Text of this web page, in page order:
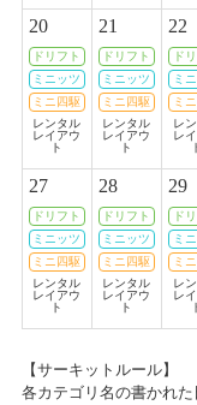
花、プラモデル組み立
2019/01/10
TVアニメ「ガーリー・
花、プラモデル組み立
2018/12/28
P-1 グランプリ 2018
2018/12/28
TVアニメ「ガーリー・
花、プラモデル組み立
2018/12/10
お客様感謝祭2022冬
2022/02/26(土)
カテゴリ：キャンペーン
お客様感謝祭2022冬開
2022/01/21(金)～2022/
カテゴリ：キャンペーン
2022年 新春セール開
2022/01/01(土)～2022/
カテゴリ：セール
20
ドリフト
ミニッツ
ミニ四駆
レンタル
レイアウ
ト
21
ドリフト
ミニッツ
ミニ四駆
レンタル
レイアウ
ト
22
ド
ミ
ミ
レ
レ
27
ドリフト
ミニッツ
ミニ四駆
レンタル
レイアウ
ト
28
ドリフト
ミニッツ
ミニ四駆
レンタル
レイアウ
ト
29
ド
ミ
ミ
レ
レ
【サーキットルール】
各カテゴリ名の書かれた